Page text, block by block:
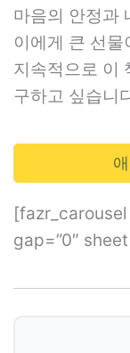
마음의 안정과
이에게 큰 선
지속적으로 이
구하고 싶습니
gap=”0″